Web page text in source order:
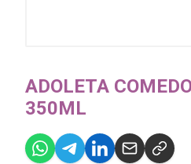
ADOLETA
350ML